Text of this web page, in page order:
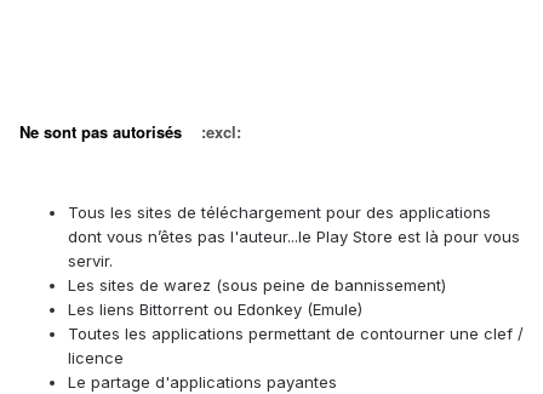
Ne sont pas autorisés :excl:
Tous les sites de téléchargement pour des applications
dont vous n’êtes pas l'auteur...le Play Store est là pour vous
servir.
Les sites de warez (sous peine de bannissement)
Les liens Bittorrent ou Edonkey (Emule)
Toutes les applications permettant de contourner une clef /
licence
Le partage d'applications payantes